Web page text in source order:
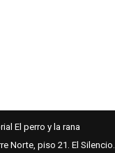
El perro y la rana
Norte, piso 21. El Silencio.